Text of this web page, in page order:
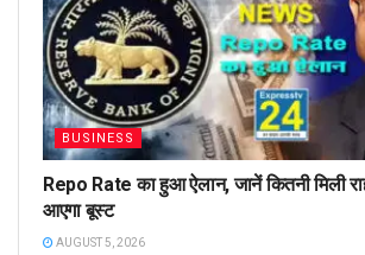
BUSINESS
Repo Rate का हुआ ऐलान, जानें कितनी मिली
आएगा बूस्ट
AUGUST 5, 2026